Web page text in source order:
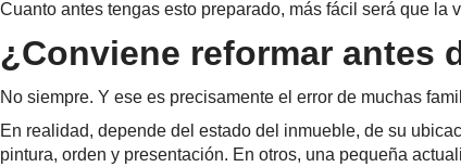
Cuanto antes tengas esto preparado, más fácil será que la
¿Conviene reformar antes
No siempre. Y ese es precisamente el error de muchas
En realidad, depende del estado del inmueble, de su
pintura, orden y presentación. En otros, una pequeña